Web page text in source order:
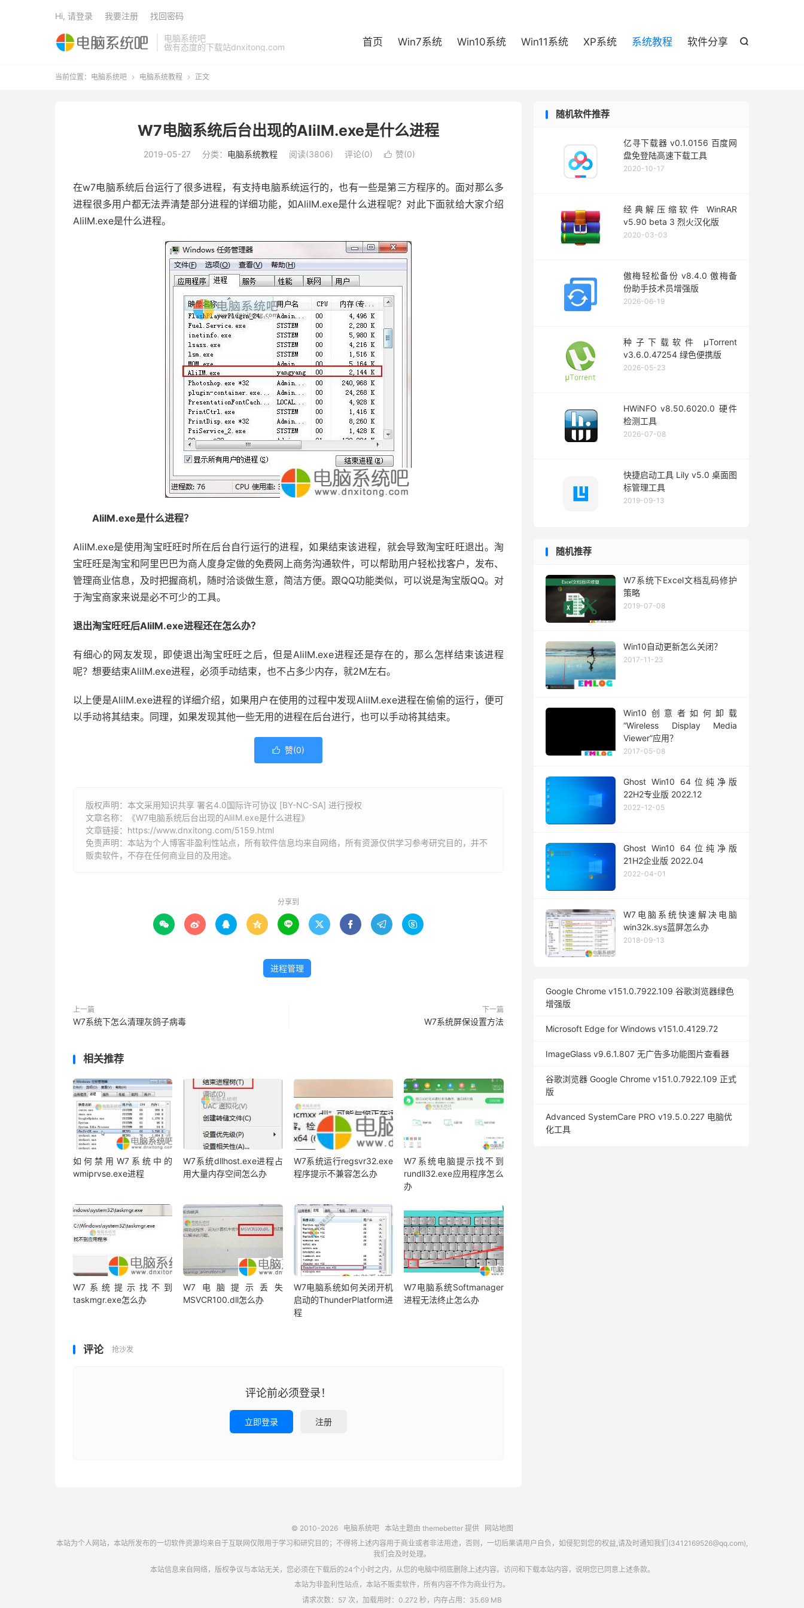
电脑系统吧
做有态度的下载站dnxitong.com

首页 Win7系统 Win10系统 Win11系统 XP系统 系统教程 软件分享
Hi, 请登录 我要注册 找回密码
当前位置： 电脑系统吧  电脑系统教程  正文
W7电脑系统后台出现的AliIM.exe是什么进程
2019-05-27 分类： 电脑系统教程 阅读(3806) 评论(0)  赞(0)
在w7电脑系统后台运行了很多进程，有支持电脑系统运行的，也有一些是第三方程序的。面对那么多
进程很多用户都无法弄清楚部分进程的详细功能，如AliIM.exe是什么进程呢？对此下面就给大家介绍
AliIM.exe是什么进程。
AliIM.exe是什么进程？
AliIM.exe是使用淘宝旺旺时所在后台自行运行的进程，如果结束该进程，就会导致淘宝旺旺退出。淘
宝旺旺是淘宝和阿里巴巴为商人度身定做的免费网上商务沟通软件，可以帮助用户轻松找客户，发布、
管理商业信息，及时把握商机，随时洽谈做生意，简洁方便。跟QQ功能类似，可以说是淘宝版QQ。对
于淘宝商家来说是必不可少的工具。
退出淘宝旺旺后AliIM.exe进程还在怎么办？
有细心的网友发现，即使退出淘宝旺旺之后，但是AliIM.exe进程还是存在的，那么怎样结束该进程
呢？想要结束AliIM.exe进程，必须手动结束，也不占多少内存，就2M左右。
以上便是AliIM.exe进程的详细介绍，如果用户在使用的过程中发现AliIM.exe进程在偷偷的运行，便可
以手动将其结束。同理，如果发现其他一些无用的进程在后台进行，也可以手动将其结束。
 赞(0)
版权声明：本文采用知识共享 署名4.0国际许可协议 [BY-NC-SA] 进行授权
文章名称：《W7电脑系统后台出现的AliIM.exe是什么进程》
文章链接： https://www.dnxitong.com/5159.html
免责声明：本站为个人博客非盈利性站点，所有软件信息均来自网络，所有资源仅供学习参考研究目的，并不
贩卖软件，不存在任何商业目的及用途。
分享到
        
进程管理
上一篇
W7系统下怎么清理灰鸽子病毒
下一篇
W7系统屏保设置方法
相关推荐
如何禁用W7系统中的
wmiprvse.exe进程
W7系统dllhost.exe进程占
用大量内存空间怎么办
W7系统运行regsvr32.exe
程序提示不兼容怎么办
W7系统电脑提示找不到
rundll32.exe应用程序怎么
办
W7系统提示找不到
taskmgr.exe怎么办
W7电脑提示丢失
MSVCR100.dll怎么办
W7电脑系统如何关闭开机
启动的ThunderPlatform进
程
W7电脑系统Softmanager
进程无法终止怎么办
评论 抢沙发
评论前必须登录！
立即登录 注册
随机软件推荐
亿寻下载器 v0.1.0156 百度网
盘免登陆高速下载工具
2020-10-17
经典解压缩软件 WinRAR
v5.90 beta 3 烈火汉化版
2020-03-03
傲梅轻松备份 v8.4.0 傲梅备
份助手技术员增强版
2026-06-19
种子下载软件 μTorrent
v3.6.0.47254 绿色便携版
2026-05-23
HWiNFO v8.50.6020.0 硬件
检测工具
2026-07-08
快捷启动工具 Lily v5.0 桌面图
标管理工具
2019-09-13
随机推荐
W7系统下Excel文档乱码修护
策略
2019-07-08
Win10自动更新怎么关闭？
2017-11-23
Win10创意者如何卸载
“Wireless Display Media
Viewer”应用？
2017-05-08
Ghost Win10 64位纯净版
22H2专业版 2022.12
2022-12-05
Ghost Win10 64位纯净版
21H2企业版 2022.04
2022-04-01
W7电脑系统快速解决电脑
win32k.sys蓝屏怎么办
2018-09-13
Google Chrome v151.0.7922.109 谷歌浏览器绿色
增强版
Microsoft Edge for Windows v151.0.4129.72
ImageGlass v9.6.1.807 无广告多功能图片查看器
谷歌浏览器 Google Chrome v151.0.7922.109 正式
版
Advanced SystemCare PRO v19.5.0.227 电脑优
化工具
© 2010-2026 电脑系统吧本站主题由 themebetter提供
网站地图
本站为个人网站，本站所发布的一切软件资源均来自于互联网仅限用于学习和研究目的；不得将上述内容用于商业或者非法用途，否则，一切后果请用户自负，如侵犯到您的权益,请及时通知我们(3412169526@qq.com),
我们会及时处理。
本站信息来自网络，版权争议与本站无关，您必须在下载后的24个小时之内，从您的电脑中彻底删除上述内容。访问和下载本站内容，说明您已同意上述条款。
本站为非盈利性站点，本站不贩卖软件，所有内容不作为商业行为。
请求次数：57 次，加载用时：0.272 秒，内存占用：35.69 MB